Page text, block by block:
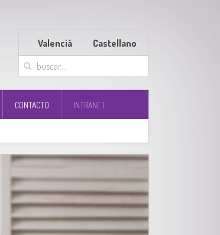
Valencià Castellano
CONTACTO INTRANET